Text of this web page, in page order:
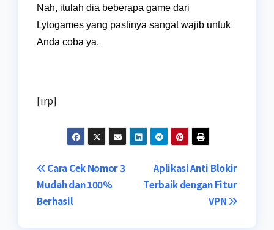
Nah, itulah dia beberapa game dari
Lytogames yang pastinya sangat wajib untuk
Anda coba ya.
[irp]
Navigasi
pos
Aplikasi Anti Blokir
Terbaik dengan Fitur
VPN
Cara Cek Nomor 3
Mudah dan 100%
Berhasil